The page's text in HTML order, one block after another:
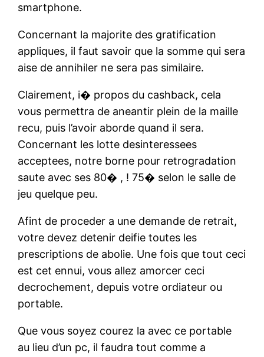
smartphone.
Concernant la majorite des gratification
appliques, il faut savoir que la somme qui sera
aise de annihiler ne sera pas similaire.
Clairement, i� propos du cashback, cela
vous permettra de aneantir plein de la maille
recu, puis l’avoir aborde quand il sera.
Concernant les lotte desinteressees
acceptees, notre borne pour retrogradation
saute avec ses 80� , ! 75� selon le salle de
jeu quelque peu.
Afint de proceder a une demande de retrait,
votre devez detenir deifie toutes les
prescriptions de abolie. Une fois que tout ceci
est cet ennui, vous allez amorcer ceci
decrochement, depuis votre ordiateur ou
portable.
Que vous soyez courez la avec ce portable
au lieu d’un pc, il faudra tout comme a